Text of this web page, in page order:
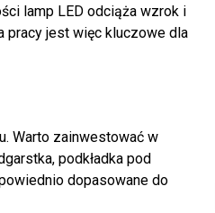
lamp LED odciąża wzrok i
pracy jest więc kluczowe dla
Warto zainwestować w
podkładka pod
dopasowane do